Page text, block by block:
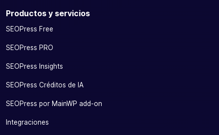
Productos y servicios
SEOPress Free
SEOPress PRO
SEOPress Insights
SEOPress Créditos de IA
SEOPress por MainWP add-on
Integraciones